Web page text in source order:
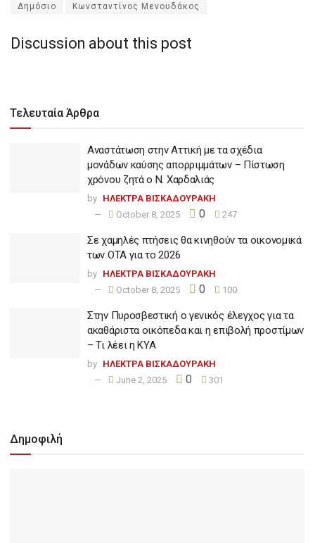
Δημόσιο
Κωνσταντίνος Μενουδάκος
Discussion about this post
Τελευταία Άρθρα
Αναστάτωση στην Αττική με τα σχέδια
μονάδων καύσης απορριμμάτων – Πίστωση
χρόνου ζητά ο Ν. Χαρδαλιάς
by ΗΛΕΚΤΡΑ ΒΙΣΚΑΔΟΥΡΑΚΗ
October 8, 2025
0 247
Σε χαμηλές πτήσεις θα κινηθούν τα οικονομικά
των ΟΤΑ για το 2026
by ΗΛΕΚΤΡΑ ΒΙΣΚΑΔΟΥΡΑΚΗ
October 8, 2025
0 100
Στην Πυροσβεστική ο γενικός έλεγχος για τα
ακαθάριστα οικόπεδα και η επιβολή προστίμων
– Τι λέει η ΚΥΑ
by ΗΛΕΚΤΡΑ ΒΙΣΚΑΔΟΥΡΑΚΗ
June 2, 2025
0 301
Δημοφιλή